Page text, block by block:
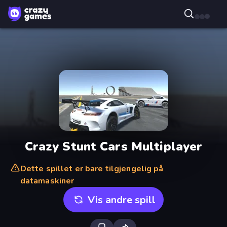
Crazy Stunt Cars Multiplayer
Dette spillet er bare tilgjengelig på
datamaskiner
Vis andre spill